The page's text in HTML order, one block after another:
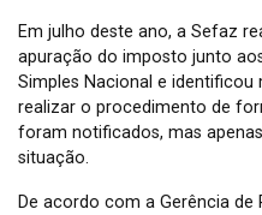
Em julho deste ano, a Sefaz
apuração do imposto junto
Simples Nacional e identificou
realizar o procedimento de
foram notificados, mas
situação.
De acordo com a Gerência de